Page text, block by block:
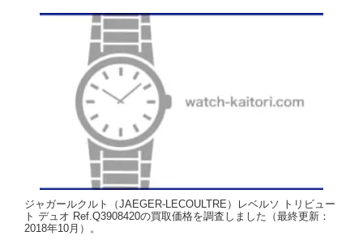
ジャガールクルト（JAEGER-LECOULTRE）レベルソ トリビュー
ト デュオ Ref.Q3908420の買取価格を調査しました（最終更新：
2018年10月）。